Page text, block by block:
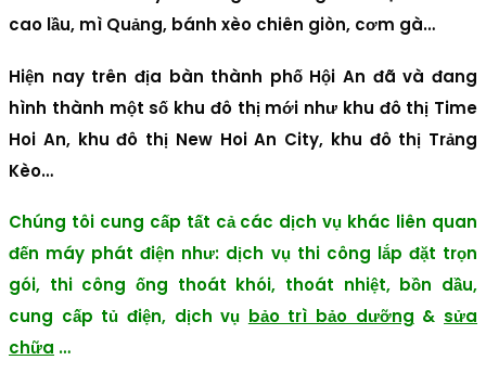
cao lầu, mì Quảng, bánh xèo chiên giòn, cơm gà…
Hiện nay trên địa bàn thành phố Hội An đã và đang
hình thành một số khu đô thị mới như khu đô thị Time
Hoi An, khu đô thị New Hoi An City, khu đô thị Trảng
Kèo…
Chúng tôi cung cấp tất cả các dịch vụ khác liên quan
đến máy phát điện như: dịch vụ thi công lắp đặt trọn
gói, thi công ống thoát khói, thoát nhiệt, bồn dầu,
cung cấp tủ điện, dịch vụ bảo trì bảo dưỡng &sửa
chữa …